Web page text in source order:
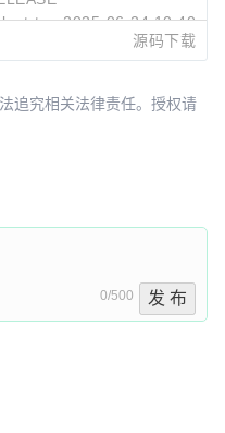
tan 2025-06-24 10:40
tywo45/t-io/pull/67
源码下载
追究相关法律责任。授权请
0/500 发 布